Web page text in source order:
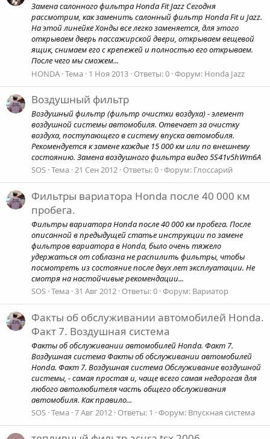
Замена салонного фильтра Honda Fit Jazz Сегодня
рассмотрим, как заменить салонный фильтр Honda Fit и Jazz.
На этой линейке Хонды все легко заменяется, для этого
открываем дверь пассажирской двери, открываем вещевой
ящик, снимаем его с крепежей и полностью его открываем.
После чего мы сможем...
HONDA Тема 1 Ноя 2013 Ответы: 0 Форум: Honda Jazz
Воздушный фильтр
Воздушный фильтр (фильтр очистки воздуха) - элемент
воздушной системы автомобиля. Отвечает за очистку
воздуха, поступающего в систему впуска автомобиля.
Рекомендуется к замене каждые 15 000 км или по внешнему
состоянию. Замена воздушного фильтра видео 5S41v5hWm6A
SOS Тема 21 Сен 2012 Ответы: 0 Форум: Глоссарий
Фильтры вариатора Honda после 40 000 км
пробега.
Фильтры вариатора Honda после 40 000 км пробега. После
описанной в предыдущей статье инструкции по замене
фильтров вариатора в Honda, было очень тяжело
удержаться от соблазна не распилить фильтры, чтобы
посмотреть из состояние после двух лет эксплуатации. Не
смотря на настойчивые рекомендации...
SOS Тема 31 Авг 2012 Ответы: 0 Форум: Вариатор
Факты об обслуживании автомобилей Honda.
Факт 7. Воздушная система
Факты об обслуживании автомобилей Honda. Факт 7.
Воздушная система Факты об обслуживании автомобилей
Honda. Факт 7. Воздушная система Обслуживание воздушной
системы, - самая простая и, чаще всего самая недорогая для
любого автолюбителя часть общего обслуживания
автомобиля. Как правило...
SOS Тема 7 Авг 2012 Ответы: 1 Форум: Впускная система